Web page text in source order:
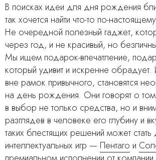
В поисках идеи для дня рождения
так хочется найти что-то по-
Не очередной полезный гаджет,
через год, и не красивый, но
Мы ищем подарок-впечатление,
который удивит и искренне
вне рамок привычного, становятся
на день рождения. Они говорят о
в выбор не только средства, но и
разглядев в человеке его глубину и
таких блестящих решений может стать
интеллектуальных игр — Пентаго и